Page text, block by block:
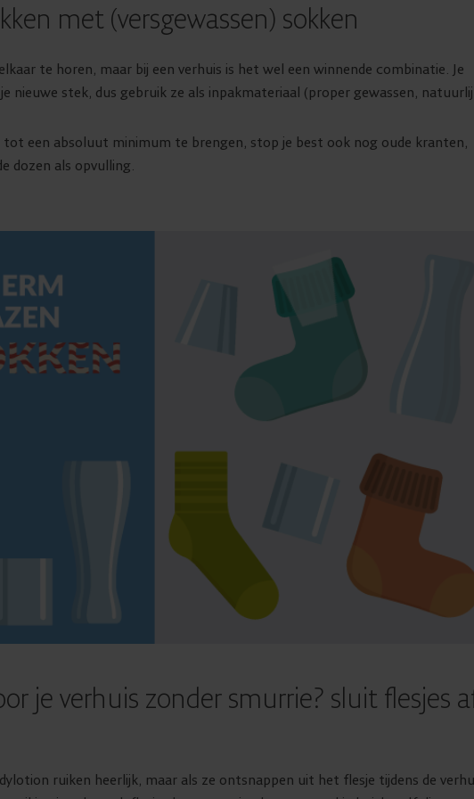
met (versgewassen) sokken
te horen, maar bij een verhuis is het wel een winnende combinatie. Je
nieuwe stek, dus gebruik ze als inpakmateriaal (proper gewassen,
tot een absoluut minimum te brengen, stop je best ook nog oude kranten,
dozen als opvulling.
je verhuis zonder smurrie? sluit flesjes
ruiken heerlijk, maar als ze ontsnappen uit het flesje tijdens de